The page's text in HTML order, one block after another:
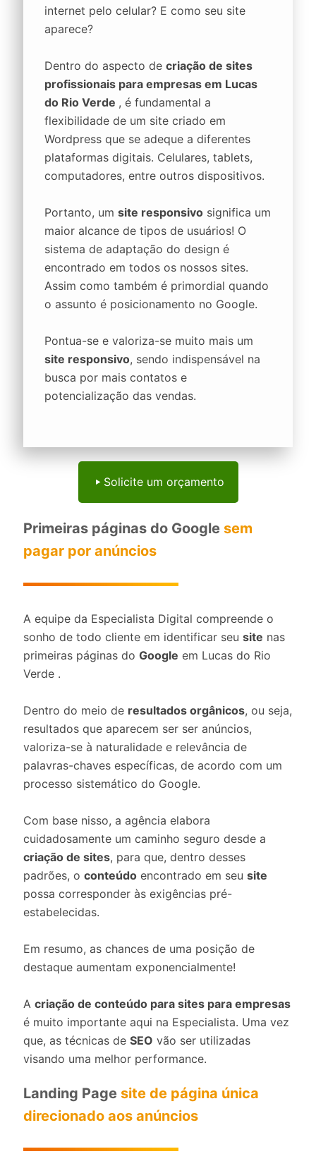
internet pelo celular? E como seu site
aparece?
Dentro do aspecto de criação de sites
profissionais para empresas em Lucas
do Rio Verde , é fundamental a
flexibilidade de um site criado em
Wordpress que se adeque a diferentes
plataformas digitais. Celulares, tablets,
computadores, entre outros dispositivos.
Portanto, um site responsivo significa um
maior alcance de tipos de usuários! O
sistema de adaptação do design é
encontrado em todos os nossos sites.
Assim como também é primordial quando
o assunto é posicionamento no Google.
Pontua-se e valoriza-se muito mais um
site responsivo, sendo indispensável na
busca por mais contatos e
potencialização das vendas.
Solicite um orçamento
Primeiras páginas do Google sem
pagar por anúncios
A equipe da Especialista Digital compreende o
sonho de todo cliente em identificar seu site nas
primeiras páginas do Google em Lucas do Rio
Verde .
Dentro do meio de resultados orgânicos, ou seja,
resultados que aparecem ser ser anúncios,
valoriza-se à naturalidade e relevância de
palavras-chaves específicas, de acordo com um
processo sistemático do Google.
Com base nisso, a agência elabora
cuidadosamente um caminho seguro desde a
criação de sites, para que, dentro desses
padrões, o conteúdo encontrado em seu site
possa corresponder às exigências pré-
estabelecidas.
Em resumo, as chances de uma posição de
destaque aumentam exponencialmente!
A criação de conteúdo para sites para empresas
é muito importante aqui na Especialista. Uma vez
que, as técnicas de SEO vão ser utilizadas
visando uma melhor performance.
Landing Page site de página única
direcionado aos anúncios